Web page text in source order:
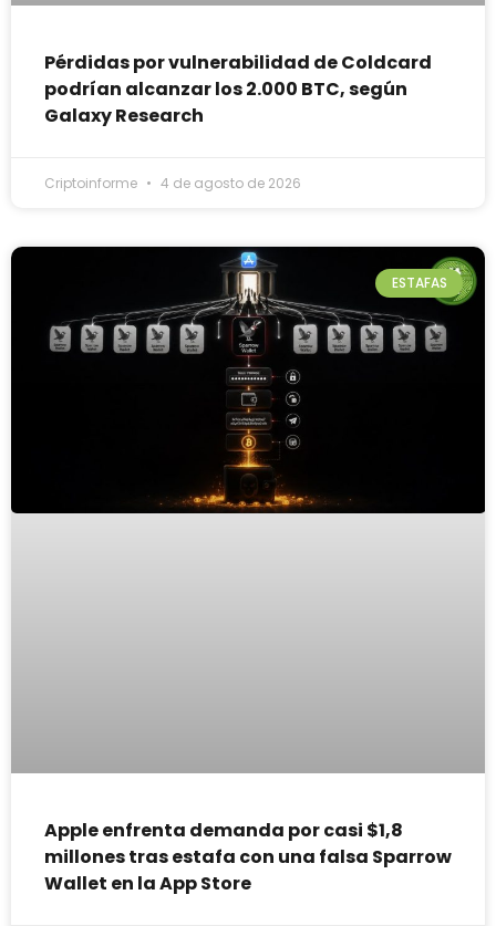
Pérdidas por vulnerabilidad de Coldcard
podrían alcanzar los 2.000 BTC, según
Galaxy Research
Criptoinforme 4 de agosto de 2026
ESTAFAS
Apple enfrenta demanda por casi $1,8
millones tras estafa con una falsa Sparrow
Wallet en la App Store